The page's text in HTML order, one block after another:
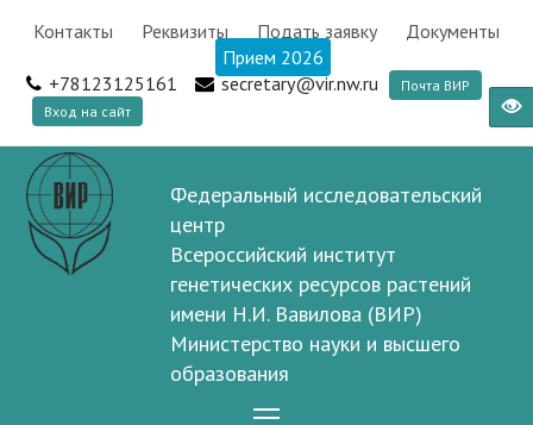
Контакты Реквизиты Подать заявку
Документы
Прием 2026
+78123125161
secretary@vir.nw.ru
Почта ВИР
Вход на сайт
Федеральный исследовательский
центр
Всероссийский институт
генетических ресурсов растений
имени Н.И. Вавилова (ВИР)
Министерство науки и высшего
образования